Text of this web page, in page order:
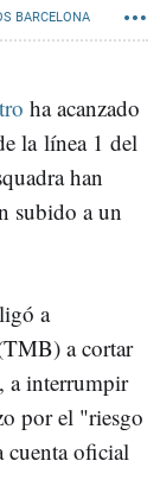
BARCELONA
ha acanzado
la línea 1 del
han
subido a un
a
a cortar
a interrumpir
por el "riesgo
cuenta oficial